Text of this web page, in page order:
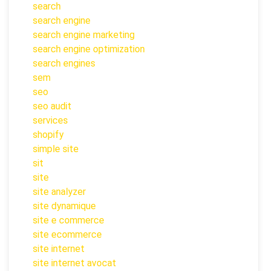
search
search engine
search engine marketing
search engine optimization
search engines
sem
seo
seo audit
services
shopify
simple site
sit
site
site analyzer
site dynamique
site e commerce
site ecommerce
site internet
site internet avocat